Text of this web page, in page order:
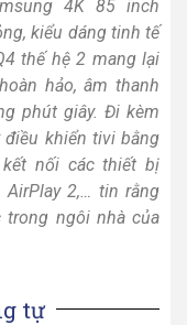
4K 85 inch
kiểu dáng tinh tế
thế hệ 2 mang lại
hảo, âm thanh
phút giây. Đi kèm
khiển tivi bằng
kết nối các thiết bị
2,… tin rằng
trong ngôi nhà của
tự